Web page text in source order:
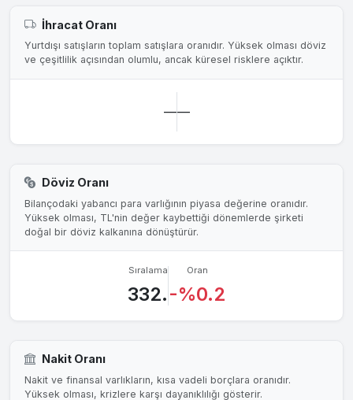
İhracat Oranı
Yurtdışı satışların toplam satışlara oranıdır. Yüksek olması döviz
ve çeşitlilik açısından olumlu, ancak küresel risklere açıktır.
——
Döviz Oranı
Bilançodaki yabancı para varlığının piyasa değerine oranıdır.
Yüksek olması, TL'nin değer kaybettiği dönemlerde şirketi
doğal bir döviz kalkanına dönüştürür.
Sıralama
332.
Oran
-%0.2
Nakit Oranı
Nakit ve finansal varlıkların, kısa vadeli borçlara oranıdır.
Yüksek olması, krizlere karşı dayanıklılığı gösterir.